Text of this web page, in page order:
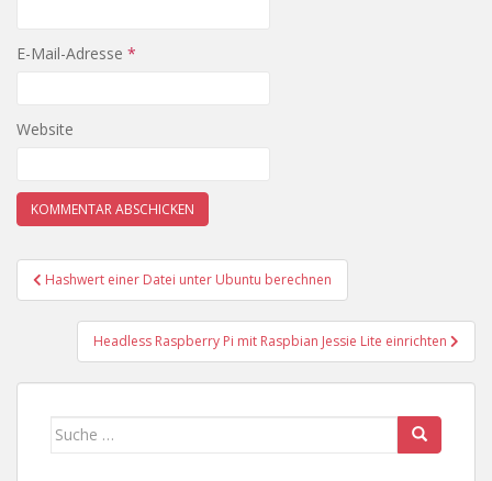
E-Mail-Adresse *
Website
Beitragsnavigation
Hashwert einer Datei unter Ubuntu berechnen
Headless Raspberry Pi mit Raspbian Jessie Lite einrichten
Suche